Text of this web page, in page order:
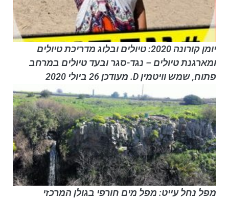
יומן קורונה 2020: טיולים ובלוג מדריכת טיולים
ומארגנת טיולים – נגד-סגר ובעד טיולים במרחב
פתוח, שמש וויטמין D. מעודכן 26 ביולי 2020
מפל נחל עייט: מפל מים חורפי בגולן המרכזי